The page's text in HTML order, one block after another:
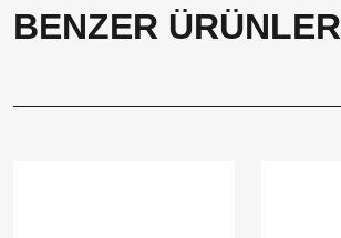
BENZER ÜRÜNLER